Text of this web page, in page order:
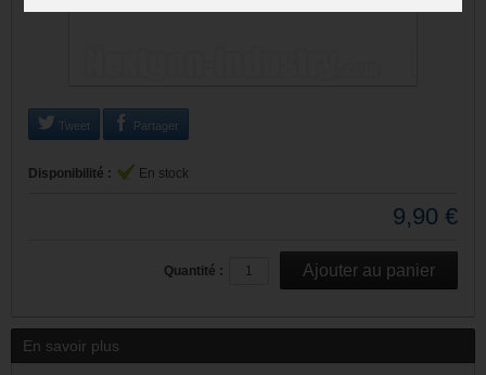
Tweet Partager
Disponibilité : En stock
9,90 €
Quantité :
En savoir plus